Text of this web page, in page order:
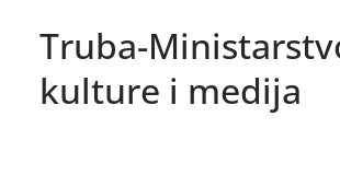
Truba-
kulture i medija